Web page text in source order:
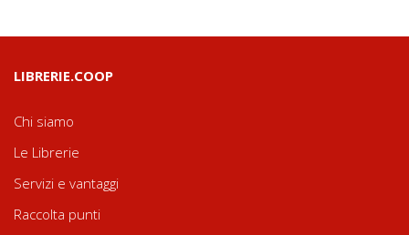
LIBRERIE.COOP
Chi siamo
Le Librerie
Servizi e vantaggi
Raccolta punti